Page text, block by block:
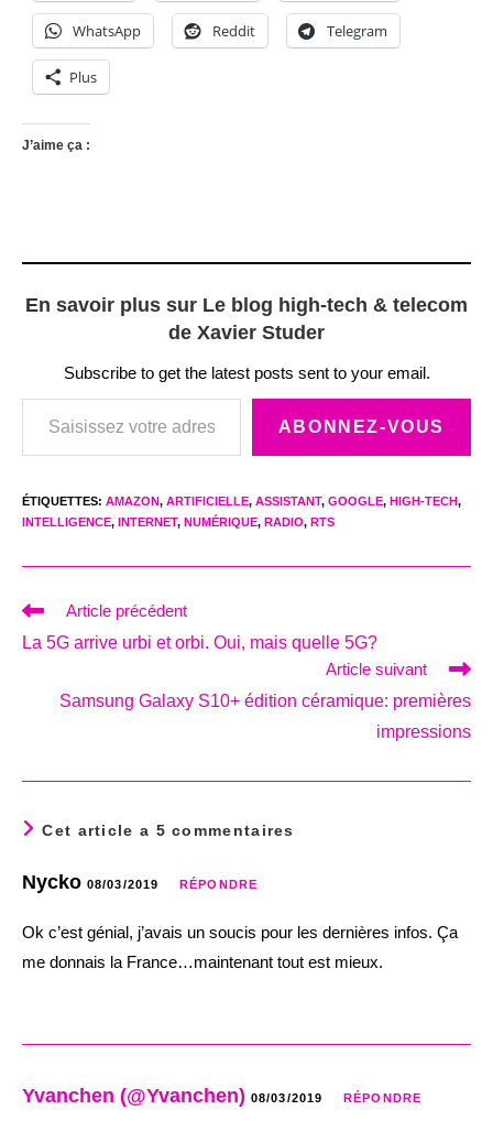
WhatsApp Reddit Telegram
Plus
J’aime ça :
En savoir plus sur Le blog high-tech & telecom
de Xavier Studer
Subscribe to get the latest posts sent to your email.
Saisissez votre adresse e-mail…
ABONNEZ-VOUS
ÉTIQUETTES: AMAZON, ARTIFICIELLE, ASSISTANT, GOOGLE, HIGH-TECH,
INTELLIGENCE, INTERNET, NUMÉRIQUE, RADIO, RTS
Read
articles
Article précédent
La 5G arrive urbi et orbi. Oui, mais quelle 5G?
Article suivant
Samsung Galaxy S10+ édition céramique: premières
impressions
Cet article a 5 commentaires
Nycko 08/03/2019 RÉPONDRE
Ok c’est génial, j’avais un soucis pour les dernières infos. Ça
me donnais la France…maintenant tout est mieux.
Yvanchen (@Yvanchen) 08/03/2019 RÉPONDRE